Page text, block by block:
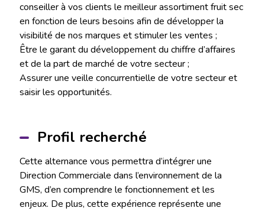
conseiller à vos clients le meilleur assortiment fruit sec
en fonction de leurs besoins afin de développer la
visibilité de nos marques et stimuler les ventes ;
Être le garant du développement du chiffre d’affaires
et de la part de marché de votre secteur ;
Assurer une veille concurrentielle de votre secteur et
saisir les opportunités.
Profil recherché
Cette alternance vous permettra d’intégrer une
Direction Commerciale dans l’environnement de la
GMS, d’en comprendre le fonctionnement et les
enjeux. De plus, cette expérience représente une